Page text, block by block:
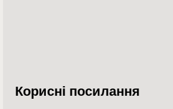
Корисні посилання